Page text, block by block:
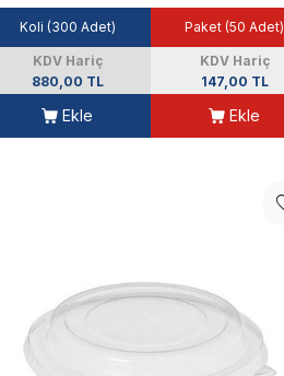
Koli (300 Adet)
KDV Hariç
880,00 TL
Ekle
Paket (50 Adet)
KDV Hariç
147,00 TL
Ekle